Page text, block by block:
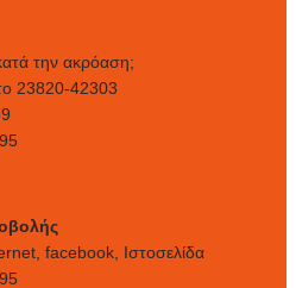
την ακρόαση;
23820-42303
facebook, Ιστοσελίδα